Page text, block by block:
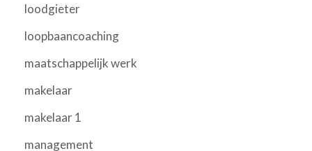
loodgieter
loopbaancoaching
maatschappelijk werk
makelaar
makelaar 1
management